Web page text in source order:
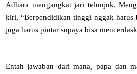
Adhara mengangkat jari telunjuk.
kiri, “Berpendidikan tinggi nggak harus
juga harus pintar supaya bisa
Entah jawaban dari mana, papa dan